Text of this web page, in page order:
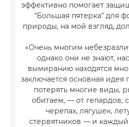
эффективно помогает
"Большая пятерка" для
природы, на мой взгляд,
«Очень многим
однако они не знают,
вымиранию находятся
заключается основная
потерять многие виды,
обитаем, — от гепардов,
черепах, лягушек,
стервятников — и